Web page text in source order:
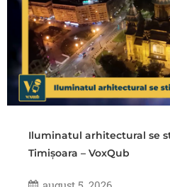
Iluminatul arhitectural se
Timișoara – VoxQub